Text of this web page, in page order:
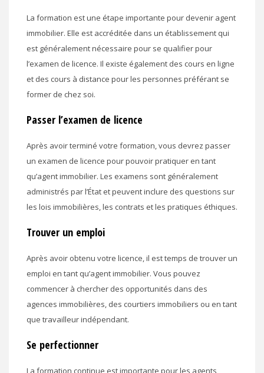
La formation est une étape importante pour devenir agent
immobilier. Elle est accréditée dans un établissement qui
est généralement nécessaire pour se qualifier pour
l’examen de licence. Il existe également des cours en ligne
et des cours à distance pour les personnes préférant se
former de chez soi.
Passer l’examen de licence
Après avoir terminé votre formation, vous devrez passer
un examen de licence pour pouvoir pratiquer en tant
qu’agent immobilier. Les examens sont généralement
administrés par l’État et peuvent inclure des questions sur
les lois immobilières, les contrats et les pratiques éthiques.
Trouver un emploi
Après avoir obtenu votre licence, il est temps de trouver un
emploi en tant qu’agent immobilier. Vous pouvez
commencer à chercher des opportunités dans des
agences immobilières, des courtiers immobiliers ou en tant
que travailleur indépendant.
Se perfectionner
La formation continue est importante pour les agents